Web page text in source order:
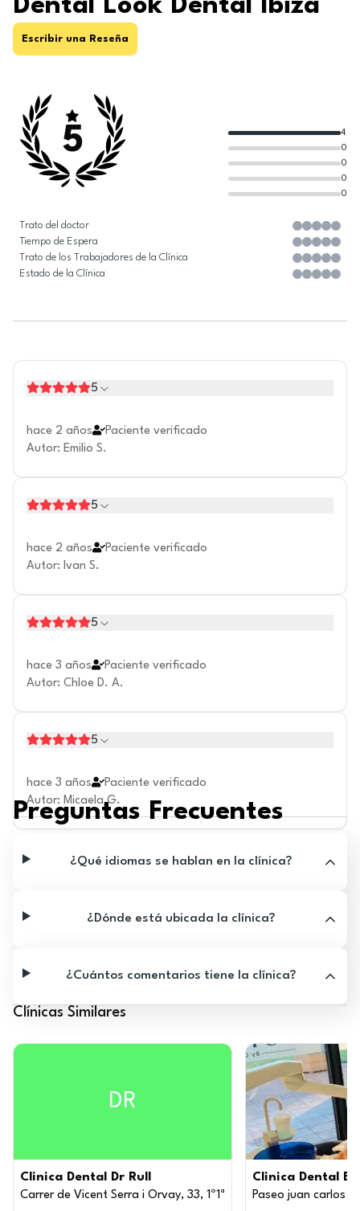
Dental Look Dental Ibiza
Escribir una Reseña
5
0
0
0
0
4
Trato del doctor
Tiempo de Espera
Trato de los Trabajadores de la Clínica
Estado de la Clínica
5
hace 2 años
Paciente verificado
Autor: Emilio S.
5
hace 2 años
Paciente verificado
Autor: Ivan S.
5
hace 3 años
Paciente verificado
Autor: Chloe D. A.
5
hace 3 años
Paciente verificado
Autor: Micaela G.
Preguntas Frecuentes
¿Qué idiomas se hablan en la clínica?
¿Dónde está ubicada la clínica?
¿Cuántos comentarios tiene la clínica?
Clínicas Similares
DR
Clinica Dental Dr Rull
Carrer de Vicent Serra i Orvay, 33, 1º1ª
Clinica Dental
Paseo juan carlos I